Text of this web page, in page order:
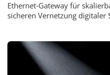
Ethernet‑Gateway für
sicheren Vernetzung digitaler